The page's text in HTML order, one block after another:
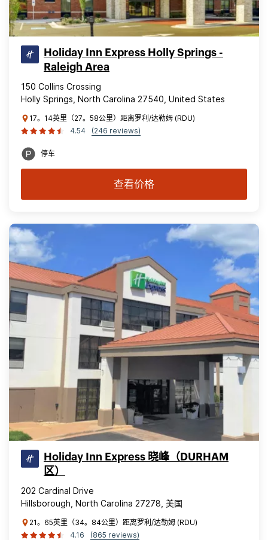
Holiday Inn Express Holly Springs -
Raleigh Area
150 Collins Crossing
Holly Springs, North Carolina 27540, United States
17。14英里（27。58公里）距离罗利/达勒姆 (RDU)
4.54
(246 reviews)
停车
查看价格
Holiday Inn Express 晓峰（DURHAM
区）
202 Cardinal Drive
Hillsborough, North Carolina 27278, 美国
21。65英里（34。84公里）距离罗利/达勒姆 (RDU)
4.16
(865 reviews)